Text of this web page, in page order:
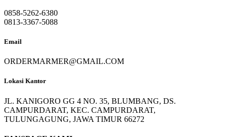
0858-5262-6380
0813-3367-5088
Email
ORDERMARMER@GMAIL.COM
Lokasi Kantor
JL. KANIGORO GG 4 NO. 35, BLUMBANG, DS.
CAMPURDARAT, KEC. CAMPURDARAT,
TULUNGAGUNG, JAWA TIMUR 66272